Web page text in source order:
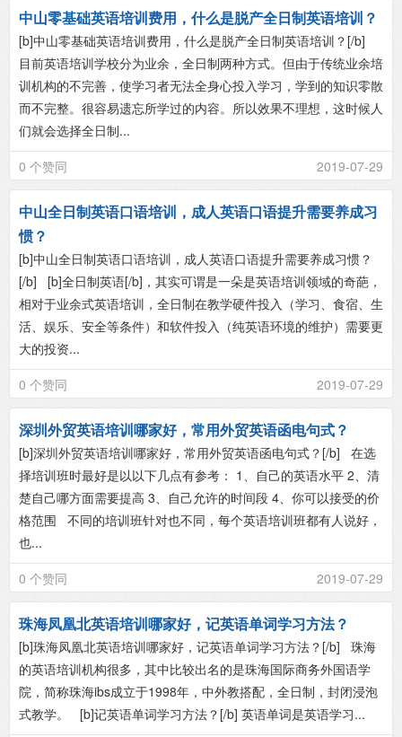
中山零基础英语培训费用，什么是脱产全日制英语培训？
[b]中山零基础英语培训费用，什么是脱产全日制英语培训？[/b]
目前英语培训学校分为业余，全日制两种方式。但由于传统业余培
训机构的不完善，使学习者无法全身心投入学习，学到的知识零散
而不完整。很容易遗忘所学过的内容。所以效果不理想，这时候人
们就会选择全日制...
0 个赞同
2019-07-29
中山全日制英语口语培训，成人英语口语提升需要养成习
惯？
[b]中山全日制英语口语培训，成人英语口语提升需要养成习惯？
[/b] [b]全日制英语[/b]，其实可谓是一朵是英语培训领域的奇葩，
相对于业余式英语培训，全日制在教学硬件投入（学习、食宿、生
活、娱乐、安全等条件）和软件投入（纯英语环境的维护）需要更
大的投资...
0 个赞同
2019-07-29
深圳外贸英语培训哪家好，常用外贸英语函电句式？
[b]深圳外贸英语培训哪家好，常用外贸英语函电句式？[/b] 在选
择培训班时最好是以以下几点有参考： 1、自己的英语水平 2、清
楚自己哪方面需要提高 3、自己允许的时间段 4、你可以接受的价
格范围 不同的培训班针对也不同，每个英语培训班都有人说好，
也...
0 个赞同
2019-07-29
珠海凤凰北英语培训哪家好，记英语单词学习方法？
[b]珠海凤凰北英语培训哪家好，记英语单词学习方法？[/b] 珠海
的英语培训机构很多，其中比较出名的是珠海国际商务外国语学
院，简称珠海ibs成立于1998年，中外教搭配，全日制，封闭浸泡
式教学。 [b]记英语单词学习方法？[/b] 英语单词是英语学习...